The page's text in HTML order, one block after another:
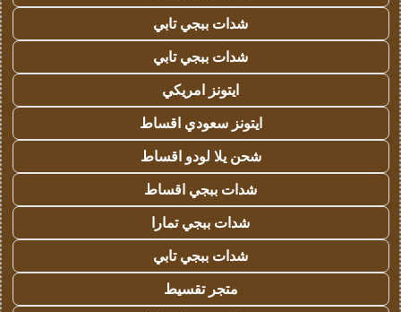
شدات ببجي تابي
شدات ببجي تابي
ايتونز امريكي
ايتونز سعودي اقساط
شحن يلا لودو اقساط
شدات ببجي اقساط
شدات ببجي تمارا
شدات ببجي تابي
متجر تقسيط